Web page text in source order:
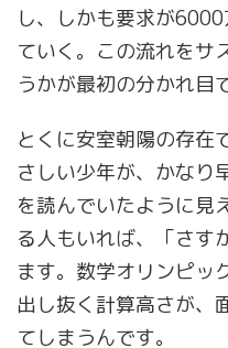
し、しかも要求が
ていく。この流れをサ
うかが最初の分かれ目
とくに安室朝陽の存在
さしい少年が、かなり
を読んでいたように見
る人もいれば、「さす
ます。数学オリンピッ
出し抜く計算高さが、
てしまうんです。